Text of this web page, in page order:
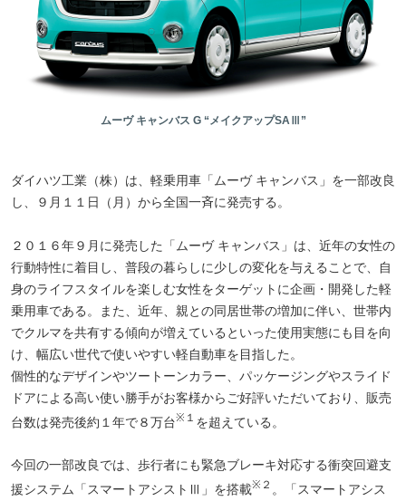
ムーヴ キャンバス G “メイクアップSAⅢ”
ダイハツ工業（株）は、軽乗用車「ムーヴ キャンバス」を一部改良
し、９月１１日（月）から全国一斉に発売する。
２０１６年９月に発売した「ムーヴ キャンバス」は、近年の女性の
行動特性に着目し、普段の暮らしに少しの変化を与えることで、自
身のライフスタイルを楽しむ女性をターゲットに企画・開発した軽
乗用車である。また、近年、親との同居世帯の増加に伴い、世帯内
でクルマを共有する傾向が増えているといった使用実態にも目を向
け、幅広い世代で使いやすい軽自動車を目指した。
個性的なデザインやツートーンカラー、パッケージングやスライド
ドアによる高い使い勝手がお客様からご好評いただいており、販売
台数は発売後約１年で８万台※１ を超えている。
今回の一部改良では、歩行者にも緊急ブレーキ対応する衝突回避支
援システム「スマートアシストⅢ」を搭載※２ 。「スマートアシス